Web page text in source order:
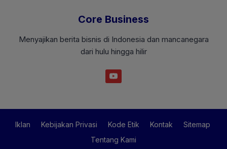
Core Business
Menyajikan berita bisnis di Indonesia dan mancanegara
dari hulu hingga hilir
Iklan Kebijakan Privasi Kode Etik Kontak
Sitemap
Tentang Kami